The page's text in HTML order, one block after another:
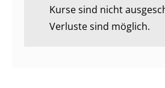
Kurse sind nicht
Verluste sind möglich.